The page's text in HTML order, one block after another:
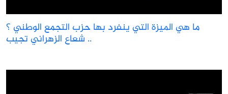
ما هي الميزة التي ينفرد بها حزب التجمع الوطني ؟
شعاع الزهراني تجيب ..